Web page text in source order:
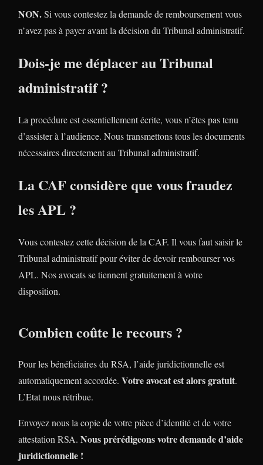
NON.Si vous contestez la demande de remboursement vous
n’avez pas à payer avant la décision du Tribunal administratif.
Dois-je me déplacer au Tribunal
administratif ?
La procédure est essentiellement écrite, vous n’êtes pas tenu
d’assister à l’audience. Nous transmettons tous les documents
nécessaires directement au Tribunal administratif.
La CAF considère que vous fraudez
les APL ?
Vous contestez cette décision de la CAF. Il vous faut saisir le
Tribunal administratif pour éviter de devoir rembourser vos
APL. Nos avocats se tiennent gratuitement à votre
disposition.
Combien coûte le recours ?
Pour les bénéficiaires du RSA, l’aide juridictionnelle est
automatiquement accordée. Votre avocat est alors gratuit.
L’Etat nous rétribue.
Envoyez nous la copie de votre pièce d’identité et de votre
attestation RSA. Nous prérédigeons votre demande d’aide
juridictionnelle !